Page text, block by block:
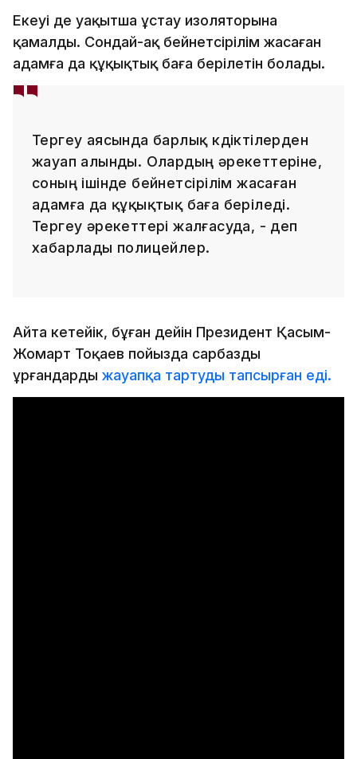
Екеуі де уақытша ұстау изоляторына
қамалды. Сондай-ақ бейнетүсірілім жасаған
адамға да құқықтық баға берілетін болады.
Тергеу аясында барлық күдіктілерден
жауап алынды. Олардың әрекеттеріне,
соның ішінде бейнетүсірілім жасаған
адамға да құқықтық баға беріледі.
Тергеу әрекеттері жалғасуда, - деп
хабарлады полицейлер.
Айта кетейік, бұған дейін Президент Қасым-
Жомарт Тоқаев пойызда сарбазды
ұрғандарды жауапқа тартуды тапсырған еді.